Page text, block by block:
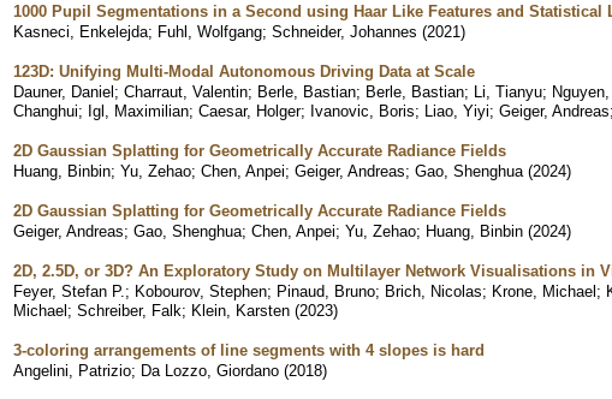
1000 Pupil Segmentations in a Second using Haar Like Features and Statistical
Kasneci, Enkelejda; Fuhl, Wolfgang; Schneider, Johannes (2021)
123D: Unifying Multi-Modal Autonomous Driving Data at Scale
Dauner, Daniel; Charraut, Valentin; Berle, Bastian; Berle, Bastian; Li, Tianyu;
Changhui; Igl, Maximilian; Caesar, Holger; Ivanovic, Boris; Liao, Yiyi; Geiger, Andreas;
2D Gaussian Splatting for Geometrically Accurate Radiance Fields
Huang, Binbin; Yu, Zehao; Chen, Anpei; Geiger, Andreas; Gao, Shenghua (2024)
2D Gaussian Splatting for Geometrically Accurate Radiance Fields
Geiger, Andreas; Gao, Shenghua; Chen, Anpei; Yu, Zehao; Huang, Binbin (2024)
2D, 2.5D, or 3D? An Exploratory Study on Multilayer Network Visualisations in
Feyer, Stefan P. ; Kobourov, Stephen; Pinaud, Bruno; Brich, Nicolas; Krone, Michael;
Michael; Schreiber, Falk; Klein, Karsten (2023)
3-coloring arrangements of line segments with 4 slopes is hard
Angelini, Patrizio; Da Lozzo, Giordano (2018)